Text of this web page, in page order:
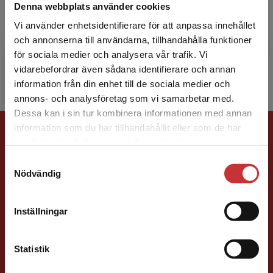
Denna webbplats använder cookies
Vi använder enhetsidentifierare för att anpassa innehållet
och annonserna till användarna, tillhandahålla funktioner
för sociala medier och analysera vår trafik. Vi
vidarebefordrar även sådana identifierare och annan
information från din enhet till de sociala medier och
annons- och analysföretag som vi samarbetar med.
Dessa kan i sin tur kombinera informationen med annan
information som du har tillhandahållit eller som de har
Nödvändig
Inställningar
Statistik
Begränsad fraktregion
Det verkar som att du besöker
studentlitteratur.se via en enhet utanför Sverige.
Vi erbjuder inte leveranser utanför Sverige. För
att kunna slutföra ett köp måste
Claes Nilholm är professor i pedagogik med
inriktning mot specialpedagogik vid
institutionen för pedagogik, didaktik och
utbildningsstudier vid Upp...
Förlagskontakt